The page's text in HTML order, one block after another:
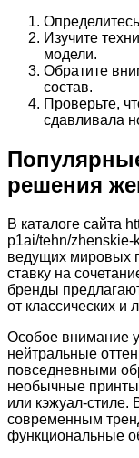
Изучите
модели.
Обратите
состав.
Проверьте,
сдавливала
решения
В каталоге сайта
p1ai/tehn/
ведущих мировых
ставку на
бренды
от классических и
Особое внимание
нейтральные
повседневными
необычные принты
или кэжуал-стиле.
современным
функциональные